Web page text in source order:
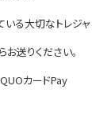
る大切なトレジャ
送りください。
カードPay